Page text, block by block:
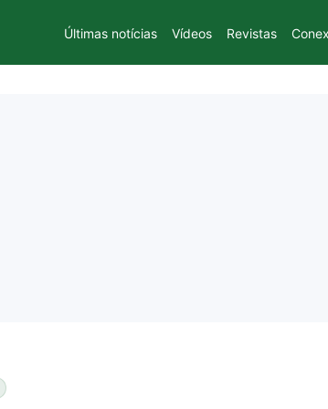
Últimas notícias Vídeos Revistas